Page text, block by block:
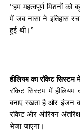
“हम महत्वपूर्ण मिशनों
में जब नासा ने इतिहास
हुई थी।”
हीलियम का रॉकेट सिस्टम
रॉकेट सिस्टम में
बनाए रखता है और इंजन
रॉकेट और ओरियन
भेजा जाएगा।